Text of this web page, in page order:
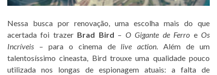
Nessa busca por renovação, uma escolha mais do que
acertada foi trazer Brad Bird – O Gigante de Ferro eOs
Incríveis – para o cinema de live action. Além de um
talentosíssimo cineasta, Bird trouxe uma qualidade pouco
utilizada nos longas de espionagem atuais: a falta de